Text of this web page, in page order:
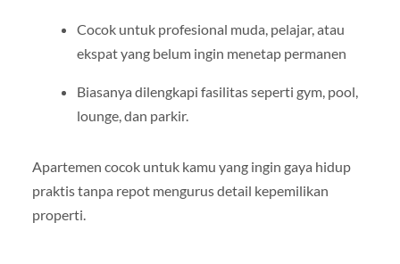
Cocok untuk profesional muda, pelajar, atau
ekspat yang belum ingin menetap permanen
Biasanya dilengkapi fasilitas seperti gym, pool,
lounge, dan parkir.
Apartemen cocok untuk kamu yang ingin gaya hidup
praktis tanpa repot mengurus detail kepemilikan
properti.